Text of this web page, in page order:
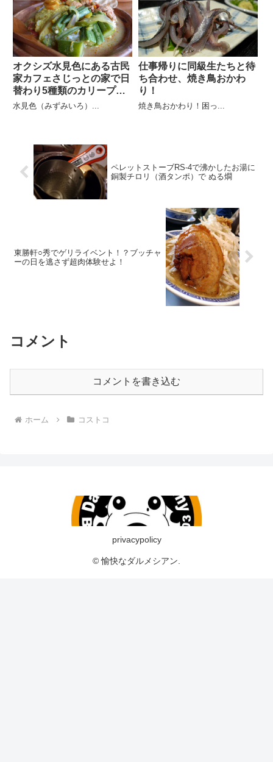
オクシズ水見色にある古民
家カフェさじっとの家で日
替わり5種類のカリープレ
ート
水見色（みずみいろ）...
仕事帰りに同級生たちと待
ち合わせ、焼き鳥おかわ
り！
焼き鳥おかわり！困っ...
ペレットストーブRS-4で沸かしたお湯に
銅製チロリ（酒タンポ）で ぬる燗
東勝軒○秀でゲリライベント！？ブッチャ
ーの日を逃さず超肉体験せよ！
コメント
コメントを書き込む
ホーム コストコ
privacypolicy
© 愉快なダルメシアン.